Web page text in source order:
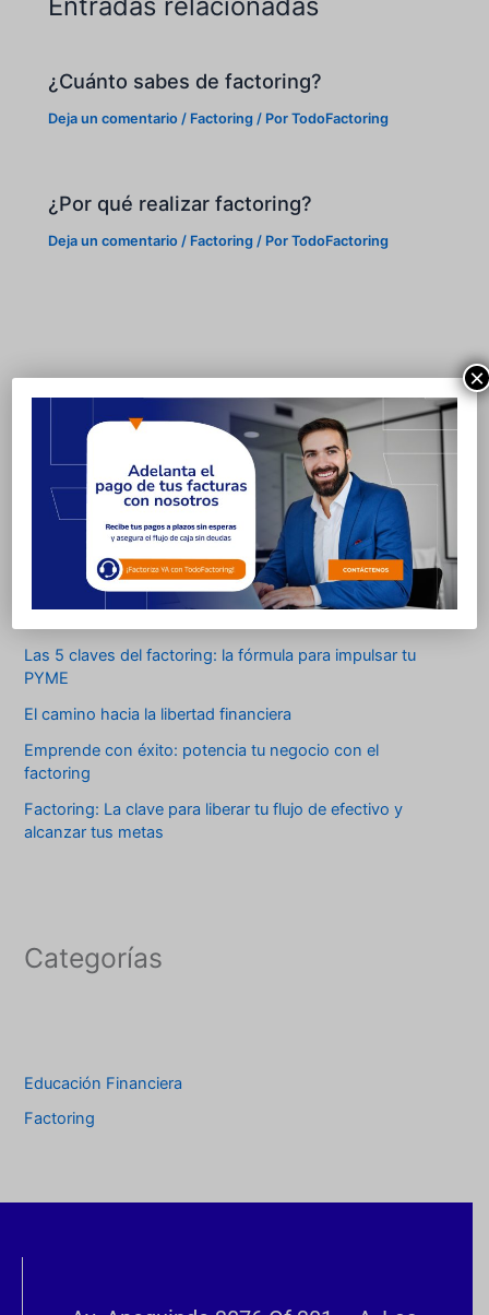
¿Cuánto sabes de factoring?
Deja un comentario / Factoring / PorTodoFactoring
¿Por qué realizar factoring?
Deja un comentario / Factoring / PorTodoFactoring
Entradas recientes
Las 5 claves del factoring: la fórmula para impulsar tu
PYME
El camino hacia la libertad financiera
Emprende con éxito: potencia tu negocio con el
factoring
Factoring: La clave para liberar tu flujo de efectivo y
alcanzar tus metas
Categorías
Educación Financiera
Factoring
×